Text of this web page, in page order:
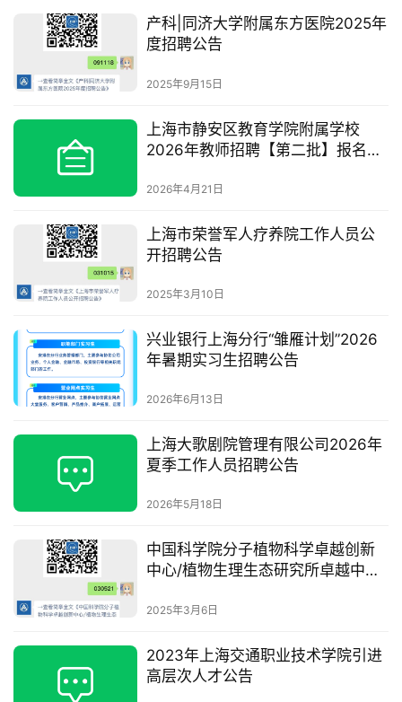
产科|同济大学附属东方医院2025年
度招聘公告
2025年9月15日
上海市静安区教育学院附属学校
2026年教师招聘【第二批】报名通
2026年4月21日
上海市荣誉军人疗养院工作人员公
开招聘公告
2025年3月10日
兴业银行上海分行“雏雁计划”2026
年暑期实习生招聘公告
2026年6月13日
上海大歌剧院管理有限公司2026年
夏季工作人员招聘公告
2026年5月18日
中国科学院分子植物科学卓越创新
中心/植物生理生态研究所卓越中心
2025年3月6日
2023年上海交通职业技术学院引进
高层次人才公告